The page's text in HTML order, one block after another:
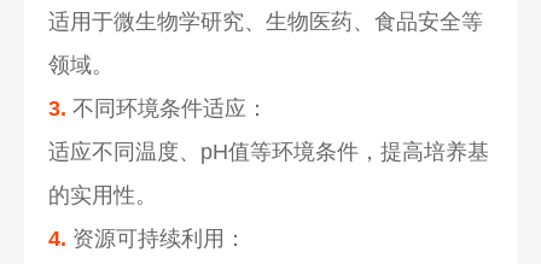
适用于微生物学研究、生物医药、食品安全等
领域。
3. 不同环境条件适应：
适应不同温度、pH值等环境条件，提高培养基
的实用性。
4. 资源可持续利用：